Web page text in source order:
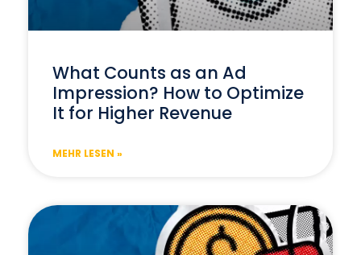
What Counts as an Ad
Impression? How to Optimize
It for Higher Revenue
MEHR LESEN »